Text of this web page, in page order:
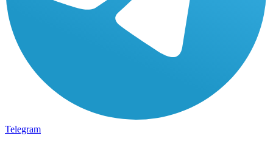
Telegram